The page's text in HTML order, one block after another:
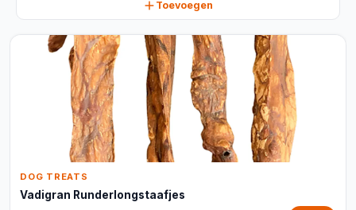
Toevoegen
DOG TREATS
Vadigran Runderlongstaafjes